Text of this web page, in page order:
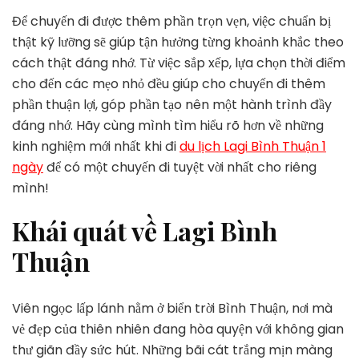
Thuận
Để chuyến đi được thêm phần trọn vẹn, việc chuẩn bị
thật kỹ lưỡng sẽ giúp tận hưởng từng khoảnh khắc theo
cách thật đáng nhớ. Từ việc sắp xếp, lựa chọn thời điểm
cho đến các mẹo nhỏ đều giúp cho chuyến đi thêm
phần thuận lợi, góp phần tạo nên một hành trình đầy
đáng nhớ. Hãy cùng mình tìm hiểu rõ hơn về những
kinh nghiệm mới nhất khi đidu lịch Lagi Bình Thuận 1
ngàyđể có một chuyến đi tuyệt vời nhất cho riêng
mình!
Khái quát về Lagi Bình
Thuận
Viên ngọc lấp lánh nằm ở biển trời Bình Thuận, nơi mà
vẻ đẹp của thiên nhiên đang hòa quyện với không gian
thư giãn đầy sức hút. Những bãi cát trắng mịn màng